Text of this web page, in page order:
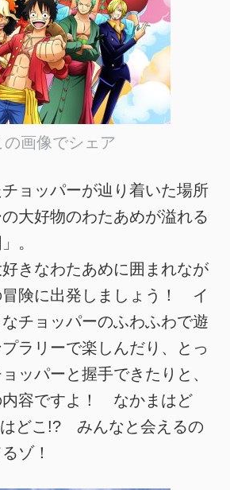
の画像でシェア
ョッパーが辿り着いた場所
大好物のわたあめが溢れる
。
きなわたあめに囲まれなが
冒険に出発しましょう！ イ
チョッパーのふわふわで遊
ラリーで楽しんだり、とっ
ッパーと握手できたりと、
内容ですよ！ なかまはど
どこ!? みんなと会えるの
ゾ！